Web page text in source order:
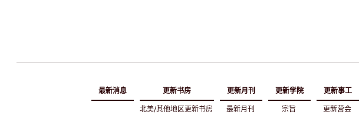
最新消息 更新书房
北美/其他地区更新书房
更新月刊
最新月刊
更新学院
宗旨
更新事工
更新营会